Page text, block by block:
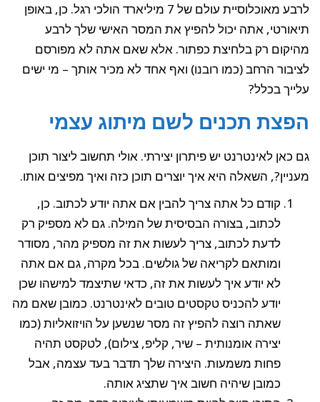
לרבע מאוכלוסיית עולם של 7 מיליארד הולכי רגל. כן, באופן
תיאורטי, אתה יכול להפיץ את המסר האישי שלך לרבע
מהיקום רק בלחיצת כפתור. אלא שאם אתה לא מפורסם
לציבור הרחב (כמו רובנו) ואף אחד לא מכיר אותך – מי ישים
עלייך בכלל?
הפצת תכנים לשם מיתוג עצמי
גם כאן לאינטרנט יש פיתרון יצירתי. אולי תחשוב ליצור תוכן
מעניין?, השאלה היא איך יוצרים תוכן כזה ואיך מפיצים אותו.
קודם כל אתה צריך להבין אם אתה יודע לכתוב. כן,
לכתוב, בצורה הבסיסית של המילה. גם לא מספיק רק
לדעת לכתוב, צריך לעשות את זה מספיק מהר, מסודר
ומותאם לקריאה של גולשים. בכל מקרה, גם אם אתה
לא יודע איך לעשות את זה, כדאי שתיצמד למישהו שכן
יודע להכניס טקסטים טובים לאינטרנט. כמובן שאם מה
שאתה רוצה להפיץ זה מסר שנשען על הויזואליות (כמו
יצירה אומנותית – שיר, קליפ, צילום), לטקסט תהיה
פחות משמעות. היצירה שלך תדבר בעד עצמה, אבל
כמובן שיהיה חשוב איך שתציג אותה.